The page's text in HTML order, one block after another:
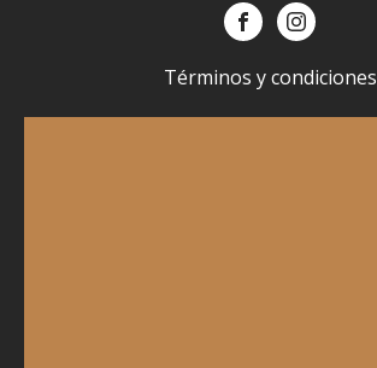
Términos y condiciones